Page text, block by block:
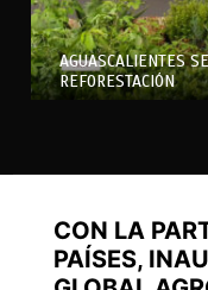
AGUASCALIENTES
REFORESTACIÓN
CON LA
PAÍSES,